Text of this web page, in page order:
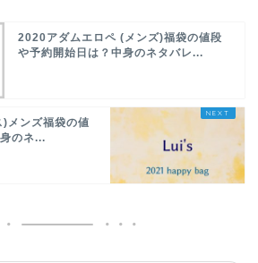
2020アダムエロペ (メンズ)福袋の値段
や予約開始日は？中身のネタバレ...
メンズ福袋の値
のネ...